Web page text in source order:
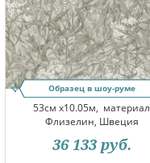
Образец в шоу-руме
53см x10.05м, материал
Флизелин, Швеция
36 133 руб.